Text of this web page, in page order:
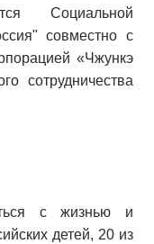
Социальной
совместно с
«Чжункэ
сотрудничества
с жизнью и
детей, 20 из